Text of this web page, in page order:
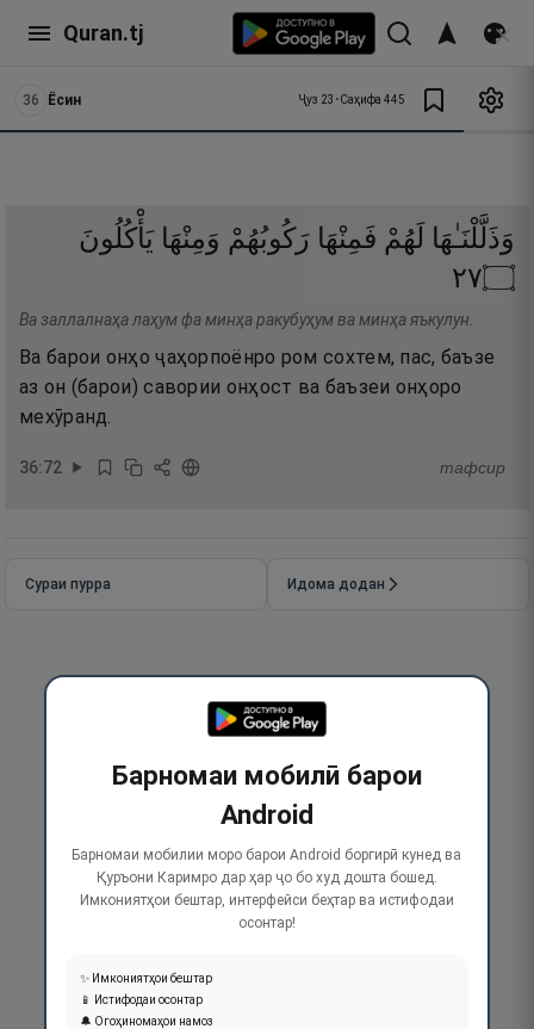
Quran.tj
36 Ёсин Ҷуз 23 •Саҳифа 445
وَذَلَّلْنَـٰهَا لَهُمْ فَمِنْهَا رَكُوبُهُمْ وَمِنْهَا يَأْكُلُونَ
۝٧٢
Ва заллалнаҳа лаҳум фа минҳа ракубуҳум ва минҳа яъкулун.
Ва барои онҳо ҷаҳорпоёнро ром сохтем, пас, баъзе
аз он (барои) савории онҳост ва баъзеи онҳоро
мехӯранд.
36:72 тафсир
Сураи пурра Идома додан
Барномаи мобилӣ барои
Android
Барномаи мобилии моро барои Android боргирӣ кунед ва
Қуръони Каримро дар ҳар ҷо бо худ дошта бошед.
Имкониятҳои бештар, интерфейси беҳтар ва истифодаи
осонтар!
✨ Имкониятҳои бештар
📱 Истифодаи осонтар
🔔 Огоҳиномаҳои намоз